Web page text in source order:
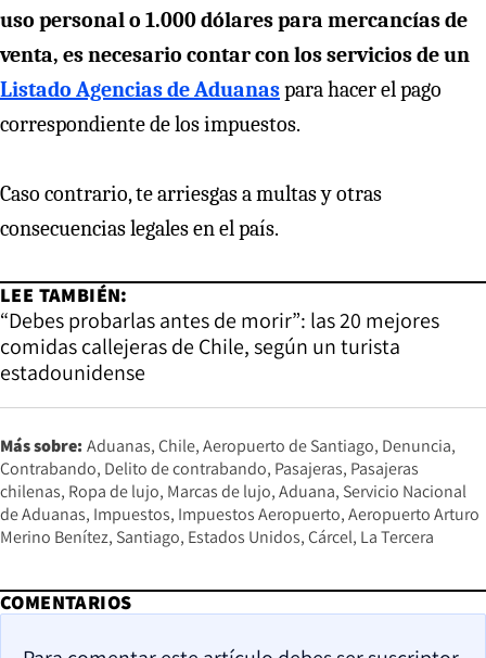
uso personal o 1.000 dólares para mercancías de
venta, es necesario contar con los servicios de un
Listado Agencias de Aduanaspara hacer el pago
correspondiente de los impuestos.
Caso contrario, te arriesgas a multas y otras
consecuencias legales en el país.
LEE TAMBIÉN:
“Debes probarlas antes de morir”: las 20 mejores
comidas callejeras de Chile, según un turista
estadounidense
Más sobre: Aduanas Chile Aeropuerto de Santiago Denuncia
Contrabando Delito de contrabando Pasajeras Pasajeras
chilenas Ropa de lujo Marcas de lujo Aduana Servicio Nacional
de Aduanas Impuestos Impuestos Aeropuerto Aeropuerto Arturo
Merino Benítez Santiago Estados Unidos Cárcel La Tercera
COMENTARIOS